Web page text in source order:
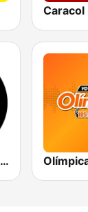
La X Más Música 103.9 FM